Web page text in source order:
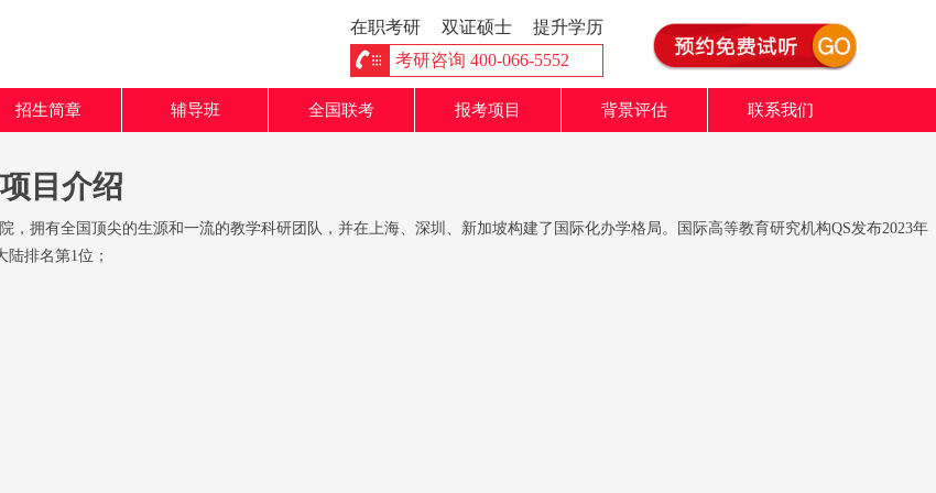
在职考研 双证硕士
提升学历
考研咨询 400-066-5552
招生简章 辅导班 全国联考 报考项目 背景评估 联系我们
目介绍
拥有全国顶尖的生源和一流的教学科研团队，并在上海、深圳、新加坡构建了国际化办学格局。国际高等教育研究机构QS发布2023年
排名第1位；